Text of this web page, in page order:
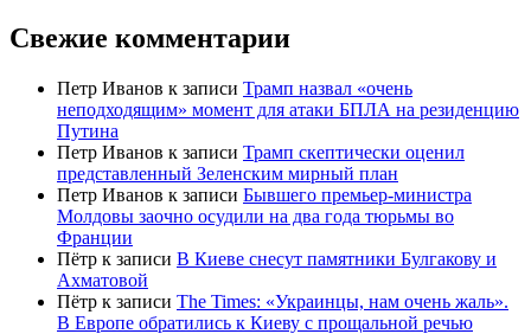
Свежие комментарии
Петр Иванов к записи Трамп назвал «очень
неподходящим» момент для атаки БПЛА на резиденцию
Путина
Петр Иванов к записи Трамп скептически оценил
представленный Зеленским мирный план
Петр Иванов к записи Бывшего премьер-министра
Молдовы заочно осудили на два года тюрьмы во
Франции
Пётр к записи В Киеве снесут памятники Булгакову и
Ахматовой
Пётр к записи Тhe Times: «Украинцы, нам очень жаль».
В Европе обратились к Киеву с прощальной речью